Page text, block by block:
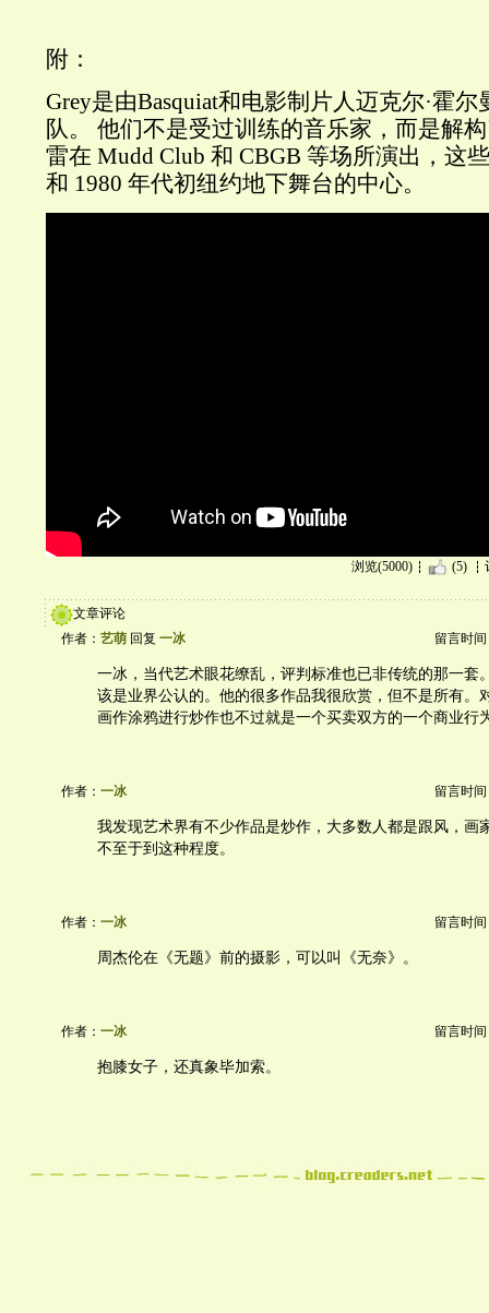
附：
Grey是由Basquiat和电影制片人迈克尔·霍
队。
他们不是受过训练的音乐家，而是解
雷在 Mudd Club 和 CBGB 等场所演出，这
和 1980 年代初纽约地下舞台的中心。
浏览(5000) (5)
文章评论
作者： 艺萌 回复 一冰 留言时间
一冰，当代艺术眼花缭乱，评判标准也已非传统的那一套
该是业界公认的。他的很多作品我很欣赏，但不是所有。
画作涂鸦进行炒作也不过就是一个买卖双方的一个商业行
作者： 一冰 留言时间
我发现艺术界有不少作品是炒作，大多数人都是跟风，画
不至于到这种程度。
作者： 一冰 留言时间
周杰伦在《无题》前的摄影，可以叫《无奈》。
作者： 一冰 留言时间
抱膝女子，还真象毕加索。